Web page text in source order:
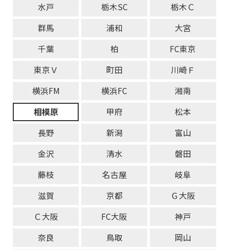
水戸
栃木SC
栃木Ｃ
群馬
浦和
大宮
千葉
柏
FC東京
東京Ｖ
町田
川崎Ｆ
横浜FM
横浜FC
湘南
相模原
甲府
松本
長野
新潟
富山
金沢
清水
磐田
藤枝
名古屋
岐阜
滋賀
京都
Ｇ大阪
Ｃ大阪
FC大阪
神戸
奈良
鳥取
岡山